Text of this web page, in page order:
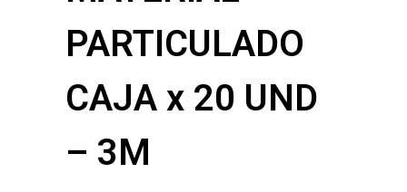
PARTICULADO
CAJA x 20 UND
– 3M